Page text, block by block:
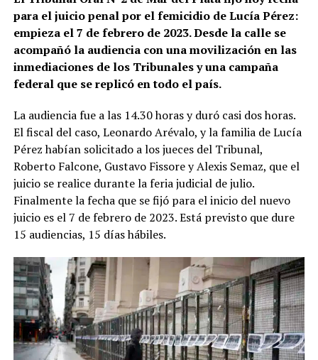
para el juicio penal por el femicidio de Lucía Pérez:
empieza el 7 de febrero de 2023. Desde la calle se
acompañó la audiencia con una movilización en las
inmediaciones de los Tribunales y una campaña
federal que se replicó en todo el país.
La audiencia fue a las 14.30 horas y duró casi dos horas.
El fiscal del caso, Leonardo Arévalo, y la familia de Lucía
Pérez habían solicitado a los jueces del Tribunal,
Roberto Falcone, Gustavo Fissore y Alexis Semaz, que el
juicio se realice durante la feria judicial de julio.
Finalmente la fecha que se fijó para el inicio del nuevo
juicio es el 7 de febrero de 2023. Está previsto que dure
15 audiencias, 15 días hábiles.